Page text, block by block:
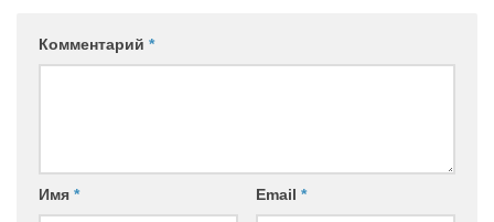
Комментарий *
Имя * Email *